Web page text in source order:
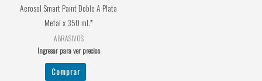
Aerosol Smart Paint Doble A Plata
Metal x 350 ml.*
ABRASIVOS
Ingresar para ver precios
Comprar